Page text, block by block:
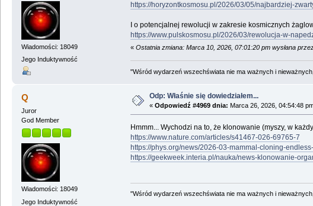
Wiadomości: 18049
Jego Induktywność
https://horyzontkosmosu.pl/2026/03/05/najbardziej-
I o potencjalnej rewolucji w zakresie kosmicznych
https://www.pulskosmosu.pl/2026/03/rewolucja-w-
« Ostatnia zmiana: Marca 10, 2026, 07:01:20 pm wysłana
"Wśród wydarzeń wszechświata nie ma ważnych i
Q
Juror
God Member
Wiadomości: 18049
Jego Induktywność
Odp: Właśnie się dowiedziałem...
« Odpowiedź #4969 dnia: Marca 26, 2026, 04:54:48
Hmmm... Wychodzi na to, że klonowanie (myszy, w
https://www.nature.com/articles/s41467-026-69765-7
https://phys.org/news/2026-03-mammal-cloning-
https://geekweek.interia.pl/nauka/news-klonowanie-
"Wśród wydarzeń wszechświata nie ma ważnych i